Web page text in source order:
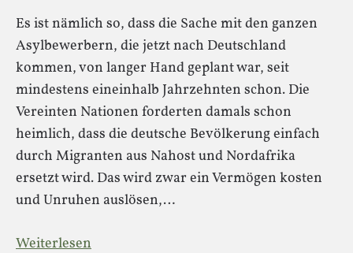
Es ist nämlich so, dass die Sache mit den ganzen
Asylbewerbern, die jetzt nach Deutschland
kommen, von langer Hand geplant war, seit
mindestens eineinhalb Jahrzehnten schon. Die
Vereinten Nationen forderten damals schon
heimlich, dass die deutsche Bevölkerung einfach
durch Migranten aus Nahost und Nordafrika
ersetzt wird. Das wird zwar ein Vermögen kosten
und Unruhen auslösen,…
Weiterlesen